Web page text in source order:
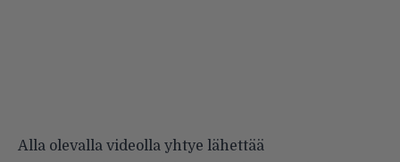
Alla olevalla videolla yhtye lähettää